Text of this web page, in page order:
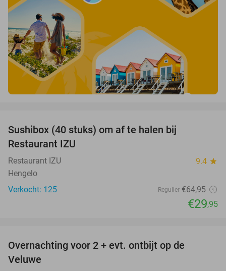
Sushibox (40 stuks) om af te halen bij
Restaurant IZU
Restaurant IZU 9.4 star
Hengelo
Verkocht: 125
Regulier €64,95
€29,95
Overnachting voor 2 + evt. ontbijt op de
Veluwe